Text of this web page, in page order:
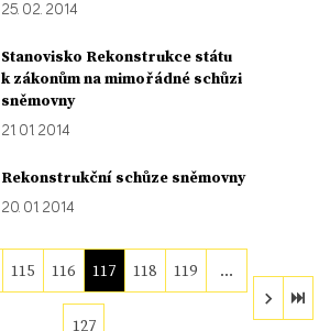
25. 02. 2014
Stanovisko Rekonstrukce státu
k zákonům na mimořádné schůzi
sněmovny
21. 01. 2014
Rekonstrukční schůze sněmovny
20. 01. 2014
115 116 117 118 119 …
127